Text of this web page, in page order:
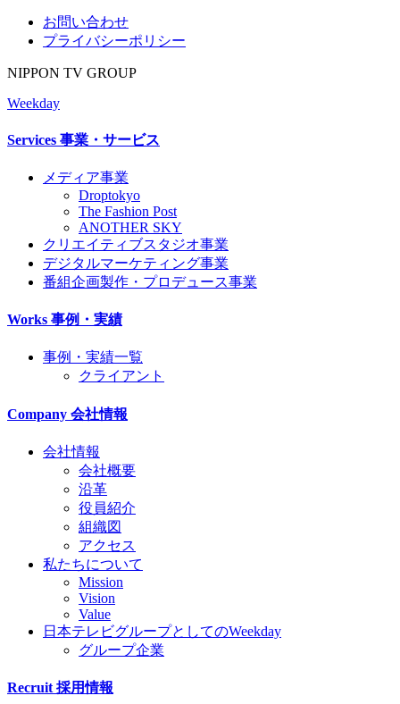
お問い合わせ
プライバシーポリシー
NIPPON TV GROUP
Weekday
Services 事業・サービス
メディア事業
Droptokyo
The Fashion Post
ANOTHER SKY
クリエイティブスタジオ事業
デジタルマーケティング事業
番組企画製作・プロデュース事業
Works 事例・実績
事例・実績一覧
クライアント
Company 会社情報
会社情報
会社概要
沿革
役員紹介
組織図
アクセス
私たちについて
Mission
Vision
Value
日本テレビグループとしてのWeekday
グループ企業
Recruit 採用情報